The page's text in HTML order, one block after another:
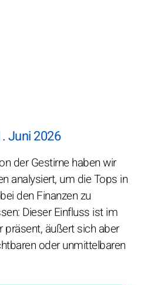
Juni 2026
der Gestirne haben wir
analysiert, um die Tops in
den Finanzen zu
Dieser Einfluss ist im
äußert sich aber
oder unmittelbaren